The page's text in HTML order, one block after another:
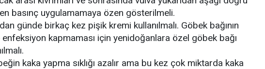
basınç uygulamamaya özen gösterilmeli.
günde birkaç kez pişik kremi kullanılmalı. Göbek bağının
enfeksiyon kapmaması için yenidoğanlara özel göbek bağı
kaka yapma sıklığı azalır ama bu kez çok miktarda kaka